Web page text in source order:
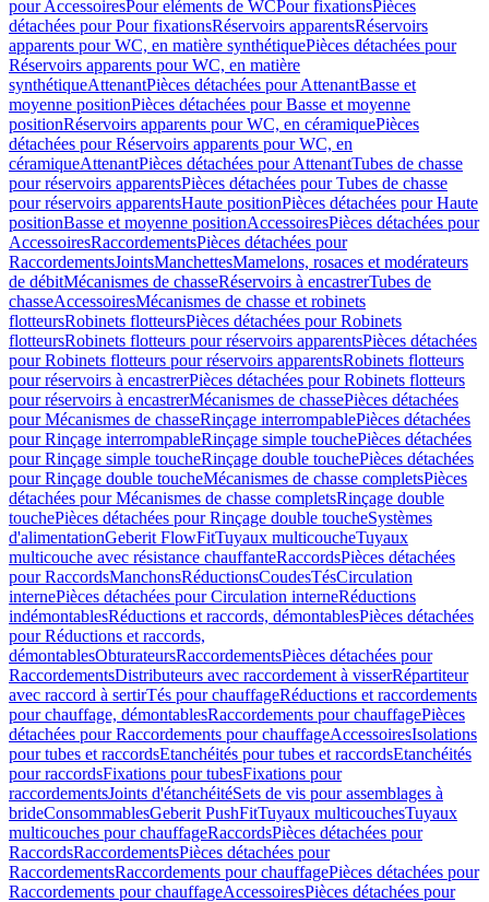
pour AccessoiresPour eléments de WCPour fixationsPièces
détachées pour Pour fixationsRéservoirs apparentsRéservoirs
apparents pour WC, en matière synthétiquePièces détachées pour
Réservoirs apparents pour WC, en matière
synthétiqueAttenantPièces détachées pour AttenantBasse et
moyenne positionPièces détachées pour Basse et moyenne
positionRéservoirs apparents pour WC, en céramiquePièces
détachées pour Réservoirs apparents pour WC, en
céramiqueAttenantPièces détachées pour AttenantTubes de chasse
pour réservoirs apparentsPièces détachées pour Tubes de chasse
pour réservoirs apparentsHaute positionPièces détachées pour Haute
positionBasse et moyenne positionAccessoiresPièces détachées pour
AccessoiresRaccordementsPièces détachées pour
RaccordementsJointsManchettesMamelons, rosaces et modérateurs
de débitMécanismes de chasseRéservoirs à encastrerTubes de
chasseAccessoiresMécanismes de chasse et robinets
flotteursRobinets flotteursPièces détachées pour Robinets
flotteursRobinets flotteurs pour réservoirs apparentsPièces détachées
pour Robinets flotteurs pour réservoirs apparentsRobinets flotteurs
pour réservoirs à encastrerPièces détachées pour Robinets flotteurs
pour réservoirs à encastrerMécanismes de chassePièces détachées
pour Mécanismes de chasseRinçage interrompablePièces détachées
pour Rinçage interrompableRinçage simple touchePièces détachées
pour Rinçage simple toucheRinçage double touchePièces détachées
pour Rinçage double toucheMécanismes de chasse completsPièces
détachées pour Mécanismes de chasse completsRinçage double
touchePièces détachées pour Rinçage double toucheSystèmes
d'alimentationGeberit FlowFitTuyaux multicoucheTuyaux
multicouche avec résistance chauffanteRaccordsPièces détachées
pour RaccordsManchonsRéductionsCoudesTésCirculation
internePièces détachées pour Circulation interneRéductions
indémontablesRéductions et raccords, démontablesPièces détachées
pour Réductions et raccords,
démontablesObturateursRaccordementsPièces détachées pour
RaccordementsDistributeurs avec raccordement à visserRépartiteur
avec raccord à sertirTés pour chauffageRéductions et raccordements
pour chauffage, démontablesRaccordements pour chauffagePièces
détachées pour Raccordements pour chauffageAccessoiresIsolations
pour tubes et raccordsEtanchéités pour tubes et raccordsEtanchéités
pour raccordsFixations pour tubesFixations pour
raccordementsJoints d'étanchéitéSets de vis pour assemblages à
brideConsommablesGeberit PushFitTuyaux multicouchesTuyaux
multicouches pour chauffageRaccordsPièces détachées pour
RaccordsRaccordementsPièces détachées pour
RaccordementsRaccordements pour chauffagePièces détachées pour
Raccordements pour chauffageAccessoiresPièces détachées pour